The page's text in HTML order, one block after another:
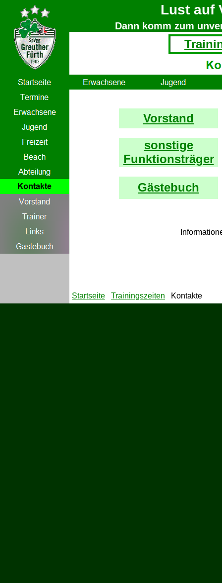
Lust auf
Dann komm zum
Vorstand
sonstige
Funktionsträger
Gästebuch
Startseite Trainingszeiten Kontakte